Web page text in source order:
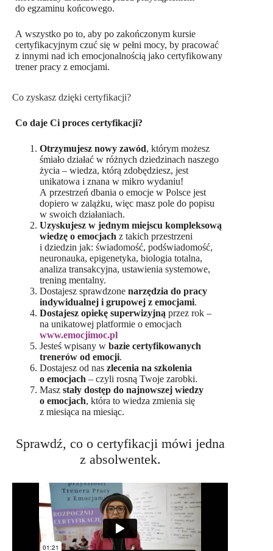
do egzaminu końcowego.
A wszystko po to, aby po zakończonym kursie
certyfikacyjnym czuć się w pełni mocy, by pracować
z innymi nad ich emocjonalnością jako certyfikowany
trener pracy z emocjami.
Co zyskasz dzięki certyfikacji?
Co daje Ci proces certyfikacji?
Otrzymujesz nowy zawód, którym możesz
śmiało działać w różnych dziedzinach naszego
życia – wiedza, którą zdobędziesz, jest
unikatowa i znana w mikro wydaniu!
A przestrzeń dbania o emocje w Polsce jest
dopiero w zalążku, więc masz pole do popisu
w swoich działaniach.
Uzyskujesz w jednym miejscu kompleksową
wiedzę o emocjach z takich przestrzeni
i dziedzin jak: świadomość, podświadomość,
neuronauka, epigenetyka, biologia totalna,
analiza transakcyjna, ustawienia systemowe,
trening mentalny.
Dostajesz sprawdzone narzędzia do pracy
indywidualnej i grupowej z emocjami.
Dostajesz opiekę superwizyjną przez rok –
na unikatowej platformie o emocjach
www.emocjimoc.pl
Jesteś wpisany w bazie certyfikowanych
trenerów od emocji.
Dostajesz od nas zlecenia na szkolenia
o emocjach – czyli rosną Twoje zarobki.
Masz stały dostęp do najnowszej wiedzy
o emocjach, która to wiedza zmienia się
z miesiąca na miesiąc.
Sprawdź, co o certyfikacji mówi jedna
z absolwentek.